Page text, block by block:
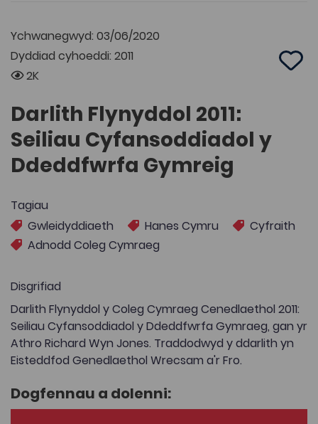
Ychwanegwyd: 03/06/2020
Dyddiad cyhoeddi: 2011
2K
Add
Darlith Flynyddol 2011:
Seiliau Cyfansoddiadol y
Ddeddfwrfa Gymreig
Tagiau
Gwleidyddiaeth
Hanes Cymru
Cyfraith
Adnodd Coleg Cymraeg
Disgrifiad
Darlith Flynyddol y Coleg Cymraeg Cenedlaethol 2011:
Seiliau Cyfansoddiadol y Ddeddfwrfa Gymraeg, gan yr
Athro Richard Wyn Jones. Traddodwyd y ddarlith yn
Eisteddfod Genedlaethol Wrecsam a'r Fro.
Dogfennau a dolenni: